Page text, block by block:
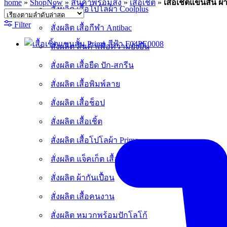
สั่งผลิต เสื้อโปโลผ้า Coolplus
สั่งผลิต เสื้อกีฬา Antibac
สั่งผลิต สินค้าเพื่อความยั่งยืน
สั่งผลิต เสื้อยืด ปัก-สกรีน
สั่งผลิต เสื้อพิมพ์ลาย
สั่งผลิต เสื้อช็อป
สั่งผลิต เสื้อเชิ้ต
สั่งผลิต เสื้อโปโลผ้า Prima
สั่งผลิต แจ็คเก็ต เสื้อวอร์ม
สั่งผลิต ผ้ากันเปื้อน
สั่งผลิต เสื้อคนงาน
สั่งผลิต หมวกพร้อมปักโลโก้
home » ShopNow » สินค้าพร้อมส่ง » เสื้อเชิ้ต » เสื้อเชิ้ตแขนสั้น ผ้
Filter